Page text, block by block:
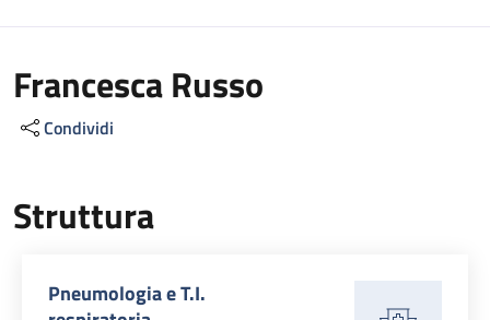
Francesca Russo
Condividi
Struttura
Pneumologia e T.I.